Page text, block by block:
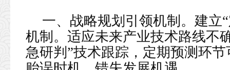
一、战略规划引领机制。建立
机制。适应未来产业技术路线不
急研判”技术跟踪，定期预测环